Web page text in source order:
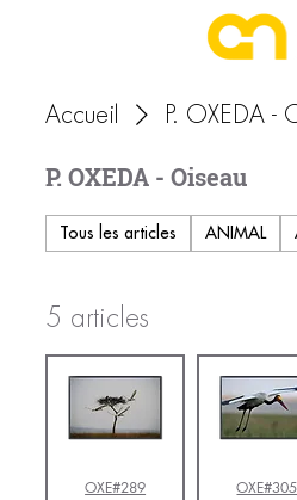
Accueil P. OXEDA -
P. OXEDA - Oiseau
Tous les articles ANIMAL
5 articles
OXE#289 OXE#305